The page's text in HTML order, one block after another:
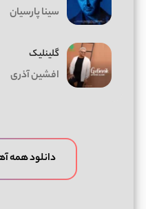
سینا پارسیان
گلینلیک
افشین آذری
دانلود همه